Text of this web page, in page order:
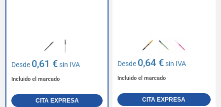
Desde 0,61 €sin IVA
Incluido el marcado
CITA EXPRESA
Desde 0,64 €sin IVA
Incluido el marcado
CITA EXPRESA